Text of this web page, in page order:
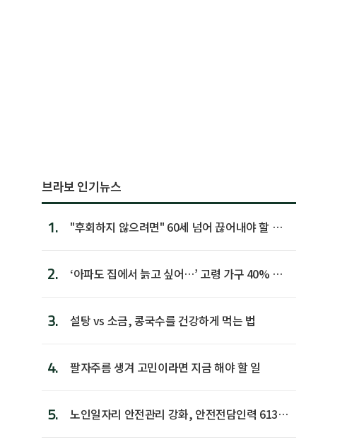
브라보 인기뉴스
1.
"후회하지 않으려면" 60세 넘어 끊어내야 할 사
2.
‘아파도 집에서 늙고 싶어…’ 고령 가구 40% 노
3. 설탕 vs 소금, 콩국수를 건강하게 먹는 법
4. 팔자주름 생겨 고민이라면 지금 해야 할 일
5.
노인일자리 안전관리 강화, 안전전담인력 613명